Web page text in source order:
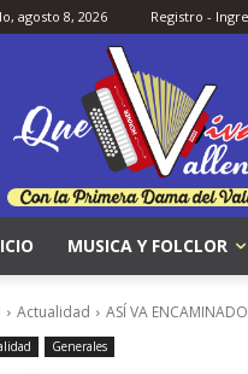
agosto 8, 2026 Registro -
MUSICA Y FOLCLOR
Actualidad ASÍ VA
Generales